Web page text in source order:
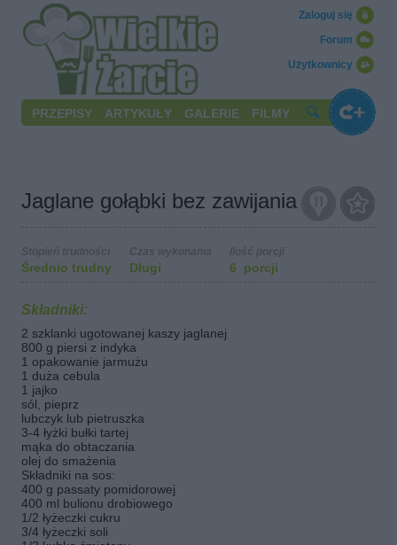
Użytkownicy
Forum
Zaloguj się
PRZEPISY ARTYKUŁY GALERIE FILMY
Jaglane gołąbki bez zawijania
Średnio trudny Długi 6 porcji
Składniki:
2 szklanki ugotowanej kaszy jaglanej
800 g piersi z indyka
1 opakowanie jarmużu
1 duża cebula
1 jajko
sól, pieprz
lubczyk lub pietruszka
3-4 łyżki bułki tartej
mąka do obtaczania
olej do smażenia
Składniki na sos:
400 g passaty pomidorowej
400 ml bulionu drobiowego
1/2 łyżeczki cukru
3/4 łyżeczki soli